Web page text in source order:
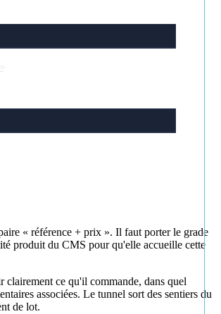
« référence + prix ». Il faut porter le grade
produit du CMS pour qu'elle accueille cette
ce qu'il commande, dans quel
associées. Le tunnel sort des sentiers du
de lot.